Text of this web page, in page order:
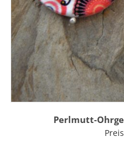
Perlmutt-